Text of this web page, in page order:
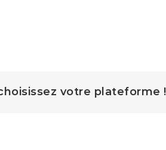
votre plateforme !